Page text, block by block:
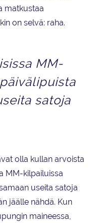
matkustaa
on selvä: raha.
MM-
satoja
olla kullan arvoista
MM-kilpailuissa
useita satoja
jäälle nähdä. Kun
maineessa,